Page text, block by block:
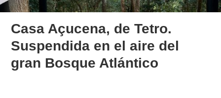
Casa Açucena, de Tetro.
Suspendida en el aire del
gran Bosque Atlántico